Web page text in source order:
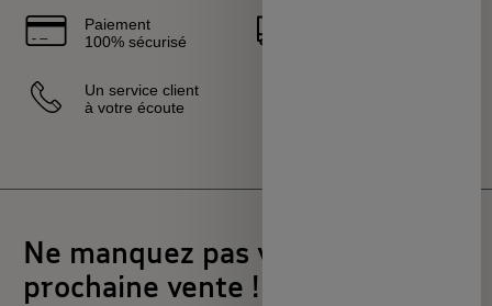
Paiement
100% sécurisé
Un service client
à votre écoute
Ne manquez pas votre
prochaine vente !